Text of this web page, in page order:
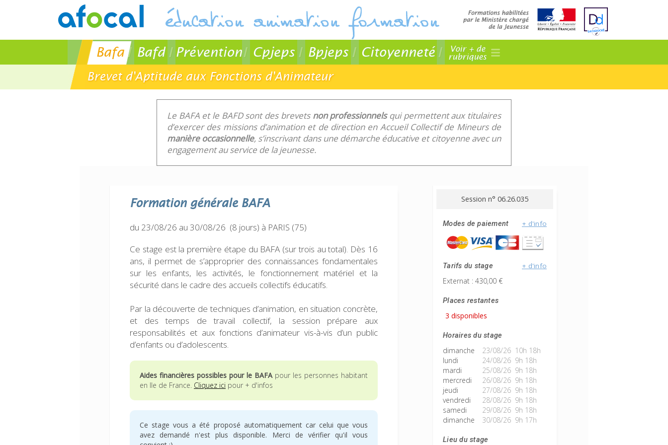
Bafa Bafd Prévention Cpjeps Bpjeps Citoyenneté
Voir + de
rubriques
Brevet d'Aptitude aux Fonctions d'Animateur
Le BAFA et le BAFD sont des brevets non professionnelsqui permettent aux titulaires
d’exercer des missions d’animation et de direction en Accueil Collectif de Mineurs de
manière occasionnelle, s’inscrivant dans une démarche éducative et citoyenne avec un
engagement au service de la jeunesse.
Formation généraleBAFA
du 23/08/26 au 30/08/26 (8 jours) à PARIS (75)
Ce stage est la première étape du BAFA (sur trois au total). Dès 16
ans, il permet de s’approprier des connaissances fondamentales
sur les enfants, les activités, le fonctionnement matériel et la
sécurité dans le cadre des accueils collectifs éducatifs.
Par la découverte de techniques d’animation, en situation concrète,
et des temps de travail collectif, la session prépare aux
responsabilités et aux fonctions d’animateur vis-à-vis d’un public
d’enfants ou d’adolescents.
Aides financières possibles pour le BAFApour les personnes habitant
en Ile de France. Cliquez ici pour + d'infos
Ce stage vous a été proposé automatiquement car celui que vous
avez demandé n'est plus disponible. Merci de vérifier qu'il vous
Session n° 06.26.035
Modes de paiement + d'info
Tarifs du stage + d'info
Externat : 430,00 €
Places restantes
3 disponibles
Horaires du stage
dimanche
23/08/26 10h 18h
lundi
24/08/26 9h 18h
mardi
25/08/26 9h 18h
mercredi
26/08/26 9h 18h
jeudi
27/08/26 9h 18h
vendredi
28/08/26 9h 18h
samedi
29/08/26 9h 18h
dimanche
30/08/26 9h 17h
Lieu du stage